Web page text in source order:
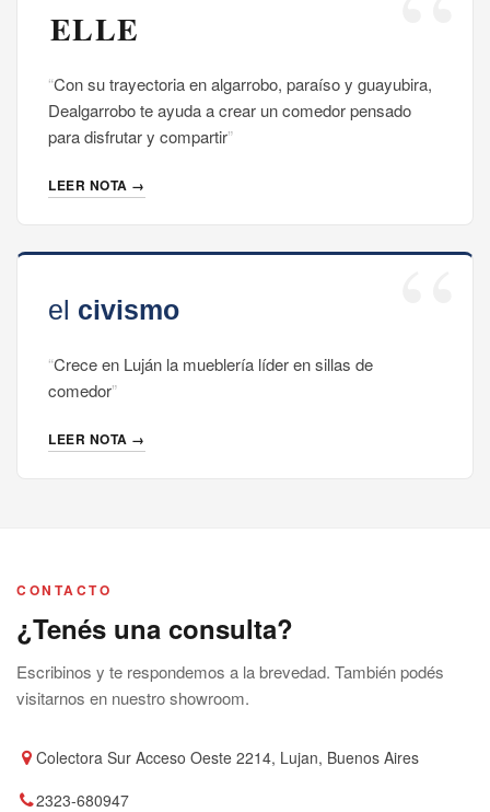
Con su trayectoria en algarrobo, paraíso y guayubira,
Dealgarrobo te ayuda a crear un comedor pensado
para disfrutar y compartir
LEER NOTA →
Crece en Luján la mueblería líder en sillas de
comedor
LEER NOTA →
CONTACTO
¿Tenés una consulta?
Escribinos y te respondemos a la brevedad. También podés
visitarnos en nuestro showroom.
Colectora Sur Acceso Oeste 2214, Lujan, Buenos Aires
2323-680947